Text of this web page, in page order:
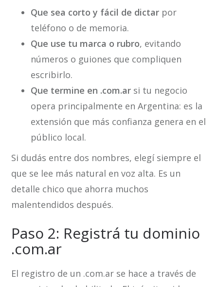
Que sea corto y fácil de dictarpor
teléfono o de memoria.
Que use tu marca o rubro, evitando
números o guiones que compliquen
escribirlo.
Que termine en .com.arsi tu negocio
opera principalmente en Argentina: es la
extensión que más confianza genera en el
público local.
Si dudás entre dos nombres, elegí siempre el
que se lee más natural en voz alta. Es un
detalle chico que ahorra muchos
malentendidos después.
Paso 2: Registrá tu dominio
.com.ar
El registro de un .com.ar se hace a través de